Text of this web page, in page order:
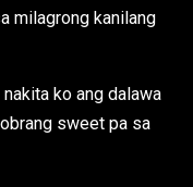
milagrong kanilang
ko ang dalawa
sweet pa sa